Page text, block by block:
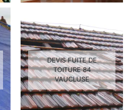
DEVIS FUITE DE
TOITURE 84
VAUCLUSE